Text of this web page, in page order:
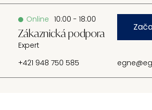
Online 10:00 - 18:00
Zákaznická podpora
Expert
+421 948 750 585